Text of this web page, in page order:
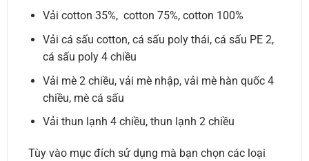
Vải cotton 35%, cotton 75%, cotton 100%
Vải cá sấu cotton, cá sấu poly thái, cá sấu PE 2,
cá sấu poly 4 chiều
Vải mè 2 chiều, vải mè nhập, vải mè hàn quốc 4
chiều, mè cá sấu
Vải thun lạnh 4 chiều, thun lạnh 2 chiều
Tùy vào mục đích sử dụng mà bạn chọn các loại